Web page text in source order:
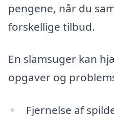
pengene, når du
forskellige tilbud.
En slamsuger kan
opgaver og
Fjernelse af